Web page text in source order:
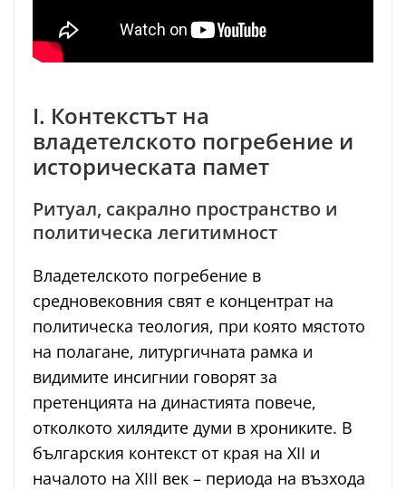
I. Контекстът на
владетелското погребение и
историческата памет
Ритуал, сакрално пространство и
политическа легитимност
Владетелското погребение в
средновековния свят е концентрат на
политическа теология, при която мястото
на полагане, литургичната рамка и
видимите инсигнии говорят за
претенцията на династията повече,
отколкото хилядите думи в хрониките. В
българския контекст от края на XII и
началото на XIII век – периода на възхода